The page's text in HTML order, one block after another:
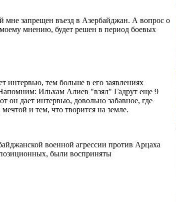
мне запрещен въезд в Азербайджан. А вопрос о
мнению, будет решен в период боевых
интервью, тем больше в его заявлениях
Ильхам Алиев "взял" Гадрут еще 9
он дает интервью, довольно забавное, где
и тем, что творится на земле.
военной агрессии против Арцаха
были восприняты